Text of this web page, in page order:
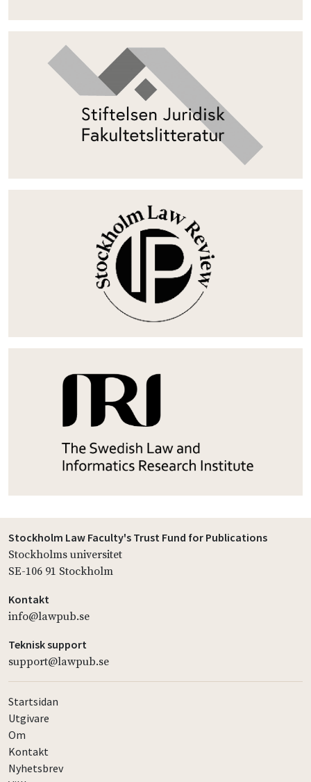
Stockholm Law Faculty's Trust Fund for Publications
Stockholms universitet
SE-106 91 Stockholm
Kontakt
info@lawpub.se
Teknisk support
support@lawpub.se
Startsidan
Utgivare
Om
Kontakt
Nyhetsbrev